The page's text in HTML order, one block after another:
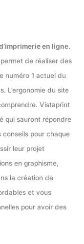
en ligne.
de réaliser des
numéro 1 actuel du
L’ergonomie du site
Vistaprint
qui sauront répondre
conseils pour chaque
leur projet
en graphisme,
la création de
et vous
pour avoir des